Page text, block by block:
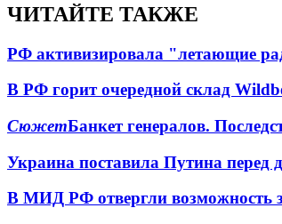
ЧИТАЙТЕ ТАКЖЕ
РФ активизировала "летающие
В РФ горит очередной склад
СюжетБанкет генералов.
Украина поставила Путина
В МИД РФ отвергли возможность